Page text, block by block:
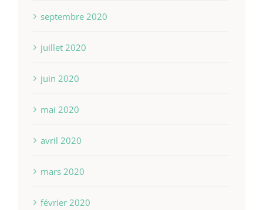
septembre 2020
juillet 2020
juin 2020
mai 2020
avril 2020
mars 2020
février 2020